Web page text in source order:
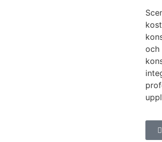
och